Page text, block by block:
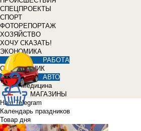
СПЕЦПРОЕКТЫ
СПОРТ
ФОТОРЕПОРТАЖ
ХОЗЯЙСТВО
ХОЧУ СКАЗАТЬ!
ЭКОНОМИКА
РАБОТА
СПРАВОЧНИК
АВТО
Медицина
МАГАЗИНЫ
Наш Telegram
Календарь праздников
Товар дня